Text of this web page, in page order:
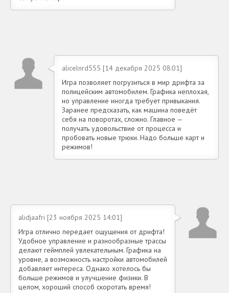
alicelnrd555 [14 декабря 2025 08:01]
Игра позволяет погрузиться в мир дрифта за
полицейским автомобилем. Графика неплохая,
но управление иногда требует привыкания.
Заранее предсказать, как машина поведёт
себя на поворотах, сложно. Главное —
получать удовольствие от процесса и
пробовать новые трюки. Надо больше карт и
режимов!
alidjaafri [23 ноября 2025 14:01]
Игра отлично передает ощущения от дрифта!
Удобное управление и разнообразные трассы
делают геймплей увлекательным. Графика на
уровне, а возможность настройки автомобилей
добавляет интереса. Однако хотелось бы
больше режимов и улучшение физики. В
целом, хороший способ скоротать время!